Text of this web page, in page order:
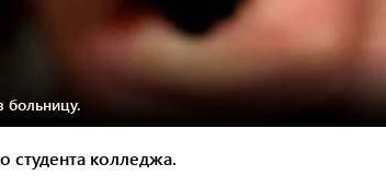
больницу.
студента колледжа.